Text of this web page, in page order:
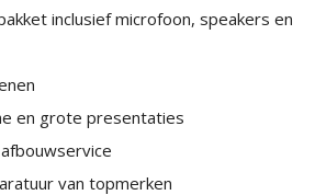
inclusief microfoon, speakers en
en grote presentaties
van topmerken